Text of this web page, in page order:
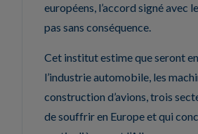
européens, l’accord signé avec
pas sans conséquence.
Cet institut estime que seront
l’industrie automobile, les
construction d’avions, trois
de souffrir en Europe et qui